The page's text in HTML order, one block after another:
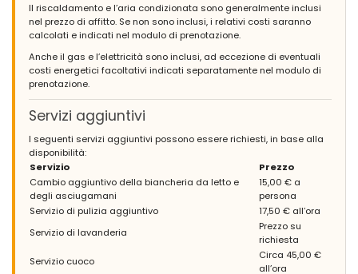
paddle per poter giocare come si deve.
- 9,6
Coppie giovani - Aprile 2024 - Regno Unito :
(Testo originale)
Ideal villa for a large group. The two kitchens provide ample
space however it can be a bit awkward having to go between
two kitchens to prepare things. Overall this space was excellent
value for money and we would return again!
(Tradotto da Google)
Villa ideale per un gruppo numeroso. Le due cucine offrono
ampio spazio, tuttavia può essere un po' scomodo dover
passare tra due cucine per preparare le cose. Nel complesso
questo spazio ha un eccellente rapporto qualità-prezzo e ci
Il riscaldamento e l’aria condizionata sono generalmente inclusi
nel prezzo di affitto. Se non sono inclusi, i relativi costi saranno
calcolati e indicati nel modulo di prenotazione.
Anche il gas e l’elettricità sono inclusi, ad eccezione di eventuali
costi energetici facoltativi indicati separatamente nel modulo di
prenotazione.
Servizi aggiuntivi
I seguenti servizi aggiuntivi possono essere richiesti, in base alla
disponibilità:
Servizio
Prezzo
Cambio aggiuntivo della biancheria da letto e
degli asciugamani
15,00 € a
persona
Servizio di pulizia aggiuntivo
17,50 € all’ora
Servizio di lavanderia
Prezzo su
richiesta
Servizio cuoco
Circa 45,00 €
all’ora